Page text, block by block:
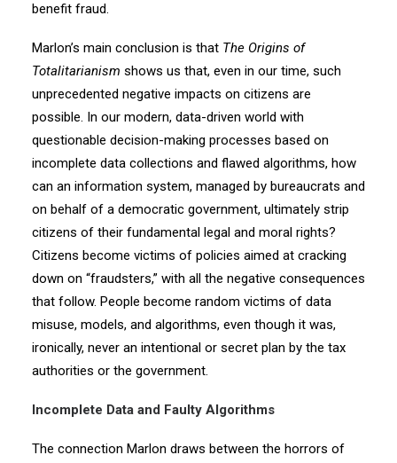
benefit fraud.
Marlon’s main conclusion is that The Origins of
Totalitarianism shows us that, even in our time, such
unprecedented negative impacts on citizens are
possible. In our modern, data-driven world with
questionable decision-making processes based on
incomplete data collections and flawed algorithms, how
can an information system, managed by bureaucrats and
on behalf of a democratic government, ultimately strip
citizens of their fundamental legal and moral rights?
Citizens become victims of policies aimed at cracking
down on “fraudsters,” with all the negative consequences
that follow. People become random victims of data
misuse, models, and algorithms, even though it was,
ironically, never an intentional or secret plan by the tax
authorities or the government.
Incomplete Data and Faulty Algorithms
The connection Marlon draws between the horrors of